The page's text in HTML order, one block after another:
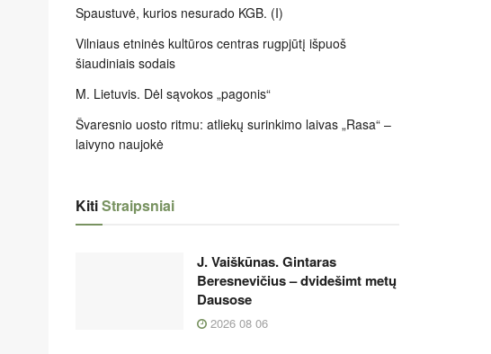
Spaustuvė, kurios nesurado KGB. (I)
Vilniaus etninės kultūros centras rugpjūtį išpuoš
šiaudiniais sodais
M. Lietuvis. Dėl sąvokos „pagonis“
Švaresnio uosto ritmu: atliekų surinkimo laivas „Rasa“ –
laivyno naujokė
KitiStraipsniai
J. Vaiškūnas. Gintaras
Beresnevičius – dvidešimt metų
Dausose
2026 08 06